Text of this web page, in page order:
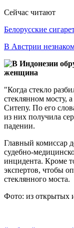
Сейчас читают
Белорусские
В Австрии
"Когда стекло
стеклянном мосту,
Ситепу. По его
из них получила
падении.
Главный комиссар
судебно-
инцидента. Кроме
экспертов, чтобы
стеклянного моста.
Фото: из открытых